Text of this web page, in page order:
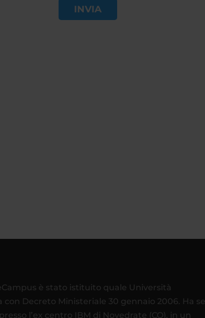
è stato istituito quale Università
con Decreto Ministeriale 30 gennaio 2006. Ha
l’ex centro IBM di Novedrate (CO), in un